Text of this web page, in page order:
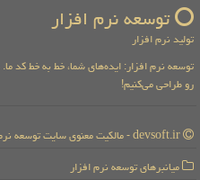
توسعه نرم افزار
تولید نرم افزار
توسعه نرم افزار: ایده‌های شما، خط به خط کد
رو طراحی می‌کنیم!
میانبرهای توسعه نرم افزار